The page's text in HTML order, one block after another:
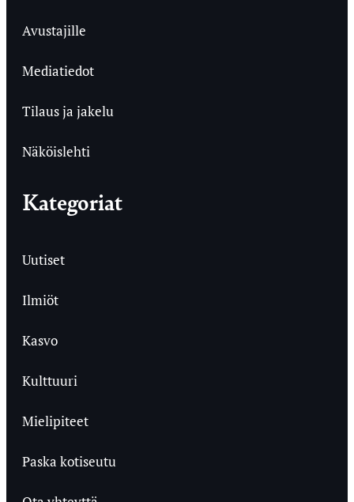
Avustajille
Mediatiedot
Tilaus ja jakelu
Näköislehti
Kategoriat
Uutiset
Ilmiöt
Kasvo
Kulttuuri
Mielipiteet
Paska kotiseutu